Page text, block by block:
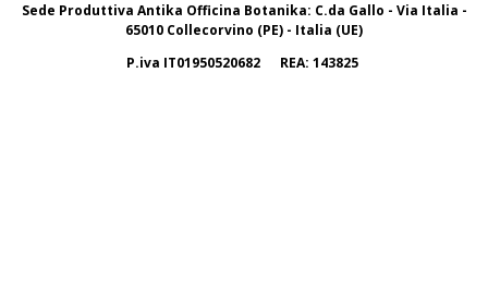
Sede Produttiva Antika Officina Botanika: C.da Gallo - Via Italia -
65010 Collecorvino (PE) - Italia (UE)
P.iva IT01950520682 REA: 143825